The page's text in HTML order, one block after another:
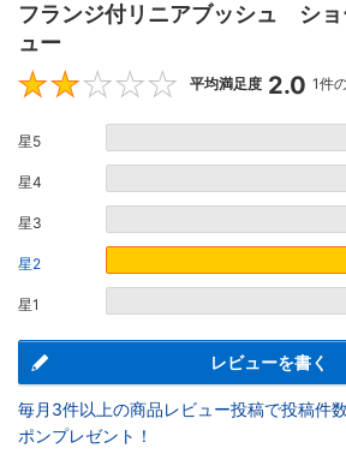
フランジ付リニアブッシュ ショ
ュー
2
平均満足度 2.0 1件
星5
星4
星3
星2
星1
レビューを書く
毎月3件以上の商品レビュー投稿で投稿件
ポンプレゼント！